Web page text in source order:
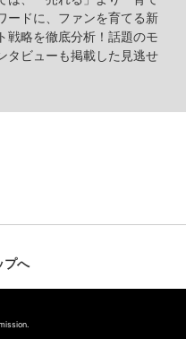
ードに、ファンを育てる新
戦略を徹底分析！話題のモ
タビューも掲載した見逃せ
プへ